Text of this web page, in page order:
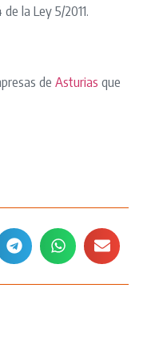
la Ley 5/2011.
de Asturias que